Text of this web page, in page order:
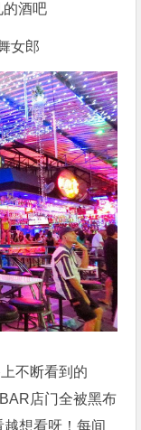
酒吧
女郎
不断看到的
店门全被黑布
想看呀！每间